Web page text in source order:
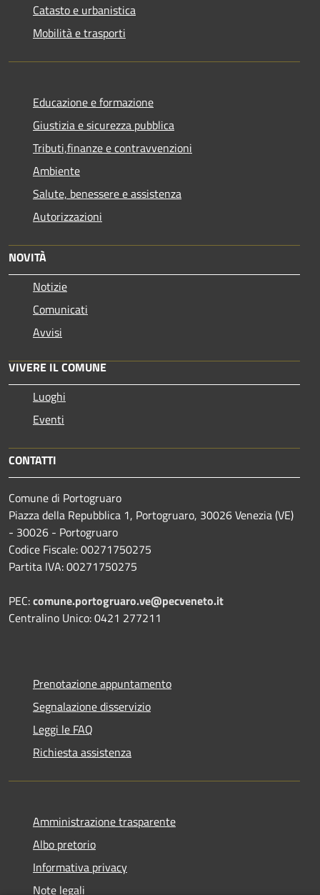
Catasto e urbanistica
Mobilità e trasporti
Educazione e formazione
Giustizia e sicurezza pubblica
Tributi,finanze e contravvenzioni
Ambiente
Salute, benessere e assistenza
Autorizzazioni
NOVITÀ
Notizie
Comunicati
Avvisi
VIVERE IL COMUNE
Luoghi
Eventi
CONTATTI
Comune di Portogruaro
Piazza della Repubblica 1, Portogruaro, 30026 Venezia (VE)
- 30026 - Portogruaro
Codice Fiscale: 00271750275
Partita IVA: 00271750275
PEC:comune.portogruaro.ve@pecveneto.it
Centralino Unico: 0421 277211
Prenotazione appuntamento
Segnalazione disservizio
Leggi le FAQ
Richiesta assistenza
Amministrazione trasparente
Albo pretorio
Informativa privacy
Note legali